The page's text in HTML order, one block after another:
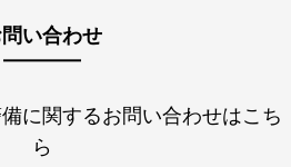
い合わせ
に関するお問い合わせはこち
ら